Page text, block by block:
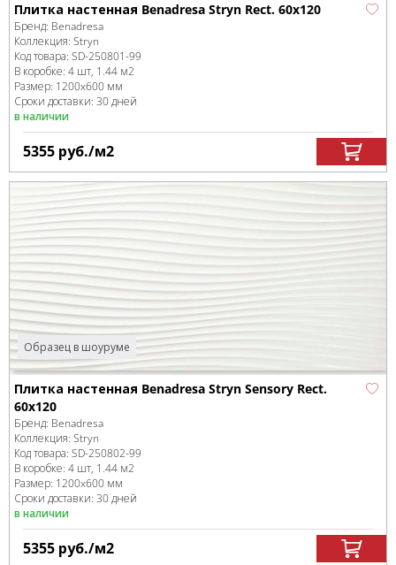
Плитка настенная Benadresa Stryn Rect. 60x120
Бренд: Benadresa
Коллекция: Stryn
Код товара: SD-250801-99
В коробке: 4 шт, 1.44 м2
Размер: 1200x600 мм
Сроки доставки: 30 дней
в наличии
5355 руб./м2
Образец в шоуруме
Плитка настенная Benadresa Stryn Sensory Rect.
60x120
Бренд: Benadresa
Коллекция: Stryn
Код товара: SD-250802-99
В коробке: 4 шт, 1.44 м2
Размер: 1200x600 мм
Сроки доставки: 30 дней
в наличии
5355 руб./м2